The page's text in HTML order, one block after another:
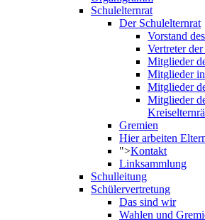
Schulelternrat
Der Schulelternrat
Vorstand
Vertreter
Mitglieder
Mitglieder
Mitglieder
Mitglieder
Gremien
Hier arbeiten
">Kontakt
Linksammlung
Schulleitung
Schülervertretung
Das sind wir
Wahlen und